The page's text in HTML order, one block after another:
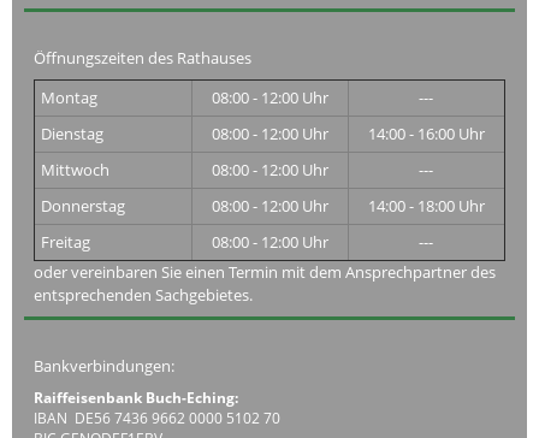
Öffnungszeiten des Rathauses
Montag
08:00 - 12:00 Uhr
---
Dienstag
08:00 - 12:00 Uhr
14:00 - 16:00 Uhr
Mittwoch
08:00 - 12:00 Uhr
---
Donnerstag
08:00 - 12:00 Uhr
14:00 - 18:00 Uhr
Freitag
08:00 - 12:00 Uhr
---
oder vereinbaren Sie einen Termin mit dem Ansprechpartner des
entsprechenden Sachgebietes.
Bankverbindungen:
Raiffeisenbank Buch-Eching:
IBAN DE56 7436 9662 0000 5102 70